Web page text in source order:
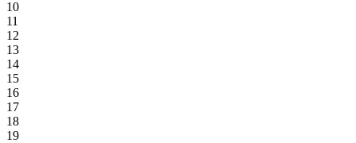
10
11
12
13
14
15
16
17
18
19